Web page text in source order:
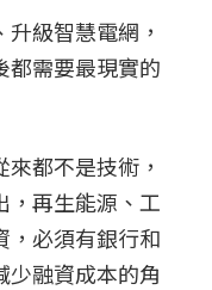
級智慧電網，
都需要最現實的
來都不是技術，
，再生能源、工
，必須有銀行和
少融資成本的角